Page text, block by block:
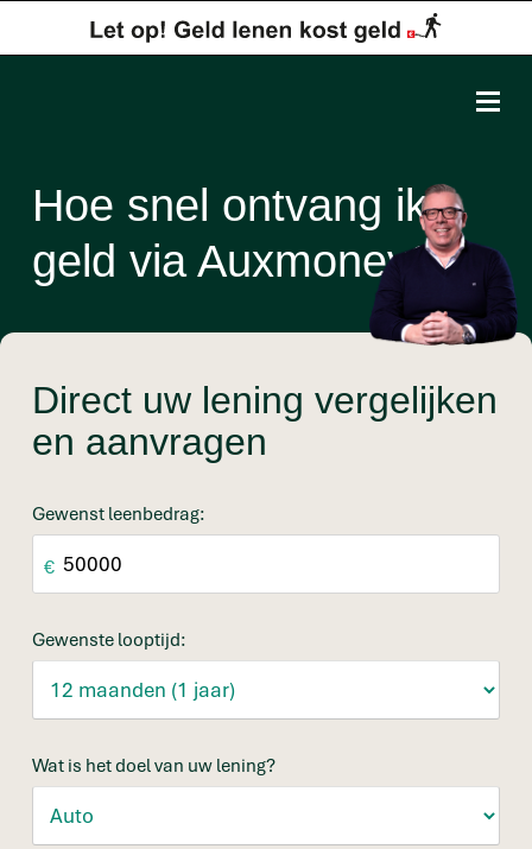
Hoe snel ontvang ik
geld via Auxmoney?
Direct uw lening vergelijken
en aanvragen
Gewenst leenbedrag:
€
Gewenste looptijd:
Wat is het doel van uw lening?